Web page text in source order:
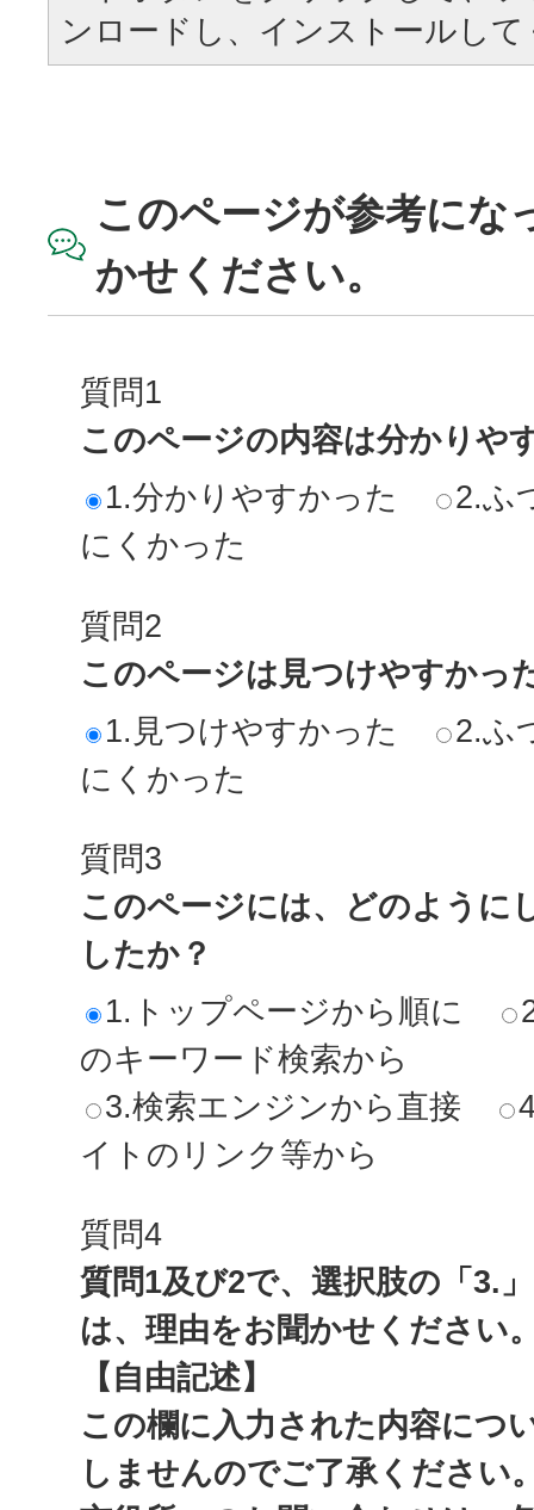
ンロードし、インストールし
このページが参考にな
かせください。
質問1
このページの内容は分かりや
1.分かりやすかった
2.ふ
にくかった
質問2
このページは見つけやすかっ
1.見つけやすかった
2.ふ
にくかった
質問3
このページには、どのように
したか？
1.トップページから順に
のキーワード検索から
3.検索エンジンから直接
イトのリンク等から
質問4
質問1及び2で、選択肢の「3.
は、理由をお聞かせください
【自由記述】
この欄に入力された内容につ
しませんのでご了承ください